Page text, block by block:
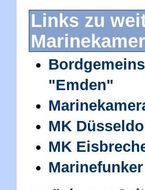
Links zu
"Emden"
MK
MK
Marinefunker